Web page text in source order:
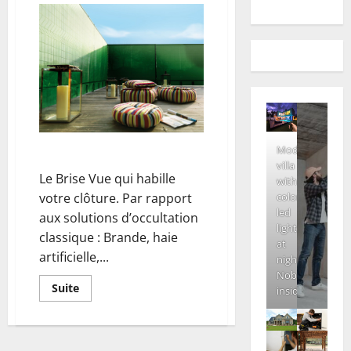
Le Brise Vue qui habille
votre clôture. Par rapport
aux solutions d’occultation
classique : Brande, haie
artificielle,...
SuiteEn
savoir
Le
Modern
villa
with
colored
led
lights
at
night.
Nobody
inside